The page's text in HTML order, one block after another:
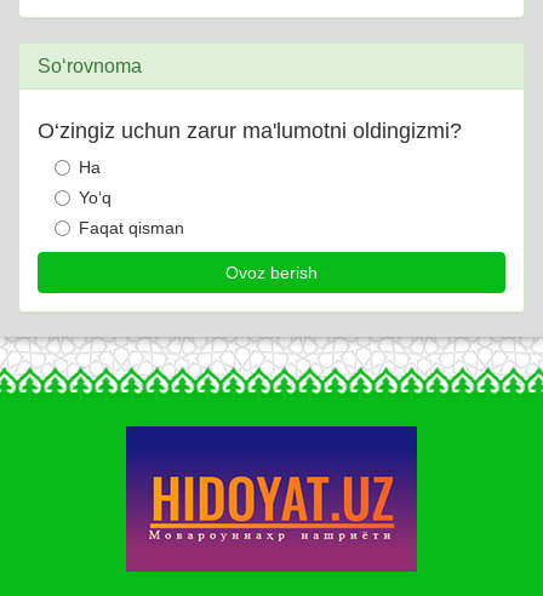
So‘rovnoma
O‘zingiz uchun zarur ma'lumotni oldingizmi?
Ha
Yo‘q
Faqat qisman